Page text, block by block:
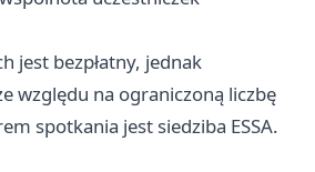
jest bezpłatny, jednak
względu na ograniczoną liczbę
spotkania jest siedziba ESSA.